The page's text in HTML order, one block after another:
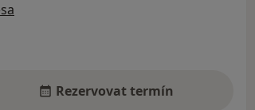
Rezervovat termín